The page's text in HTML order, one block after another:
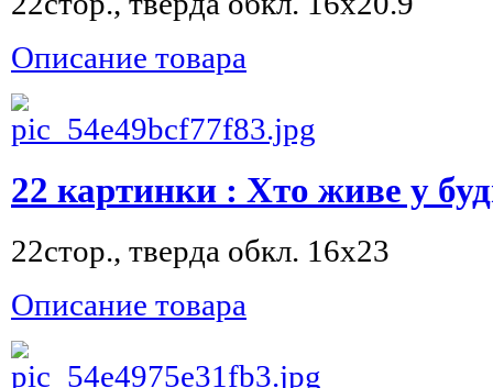
Описание товара
22 картинки : Хто живе у
22стор., тверда обкл. 16x23
Описание товара